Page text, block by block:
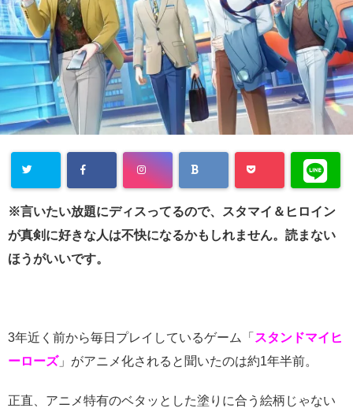
※言いたい放題にディスってるので、スタマイ＆ヒロイン
が真剣に好きな人は不快になるかもしれません。読まない
ほうがいいです。
3年近く前から毎日プレイしているゲーム「 スタンドマイヒ
ーローズ」がアニメ化されると聞いたのは約1年半前。
正直、アニメ特有のベタッとした塗りに合う絵柄じゃない